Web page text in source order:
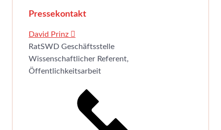
Pressekontakt
David Prinz
RatSWD Geschäftsstelle
Wissenschaftlicher Referent,
Öffentlichkeitsarbeit